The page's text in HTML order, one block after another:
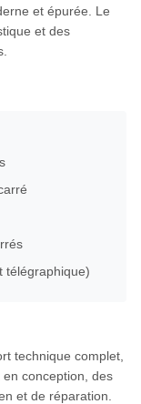
et épurée. Le
et des
télégraphique)
technique complet,
conception, des
et de réparation.